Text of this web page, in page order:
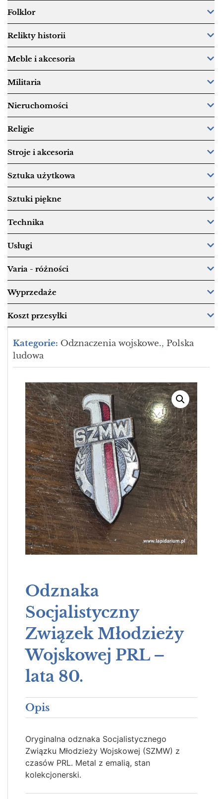
Folklor
Relikty historii
Meble i akcesoria
Militaria
Nieruchomości
Religie
Stroje i akcesoria
Sztuka użytkowa
Sztuki piękne
Technika
Usługi
Varia - różności
Wyprzedaże
Koszt przesyłki
Kategorie: Odznaczenia wojskowe., Polska
ludowa
Odznaka
Socjalistyczny
Związek Młodzieży
Wojskowej PRL –
lata 80.
Opis
Oryginalna odznaka Socjalistycznego
Związku Młodzieży Wojskowej (SZMW) z
czasów PRL. Metal z emalią, stan
kolekcjonerski.